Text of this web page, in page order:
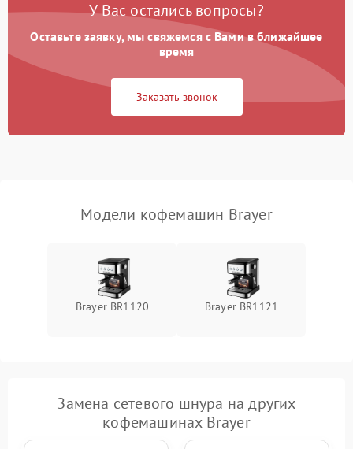
У Вас остались вопросы?
Оставьте заявку, мы свяжемся с Вами в ближайшее
время
Заказать звонок
Модели кофемашин Brayer
Brayer BR1120 Brayer BR1121
Замена сетевого шнура на других
кофемашинах Brayer